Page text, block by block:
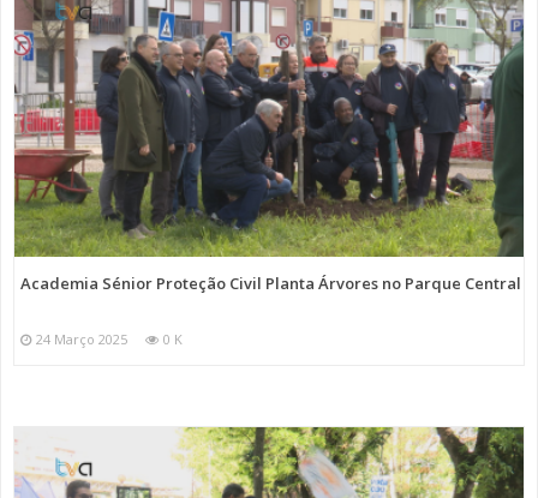
Academia Sénior Proteção Civil Planta Árvores no Parque Central
24 Março 2025 0 K